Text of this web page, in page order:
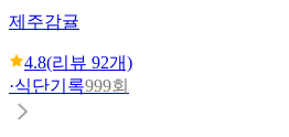
제주감귤
4.8(리뷰 92개)
·식단기록999회